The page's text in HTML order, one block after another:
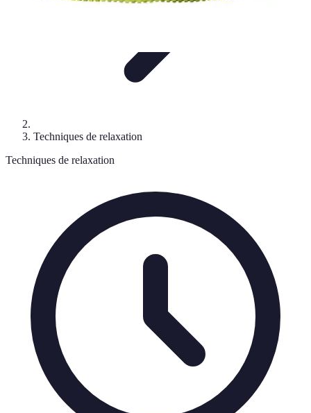
Techniques de relaxation
Techniques de relaxation